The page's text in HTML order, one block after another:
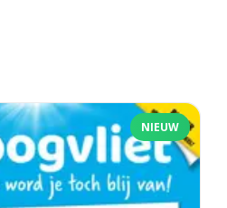
NIEUW